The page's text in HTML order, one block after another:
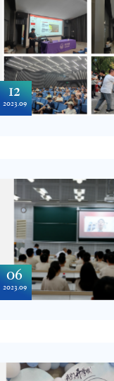
12
2023.09
06
2023.09